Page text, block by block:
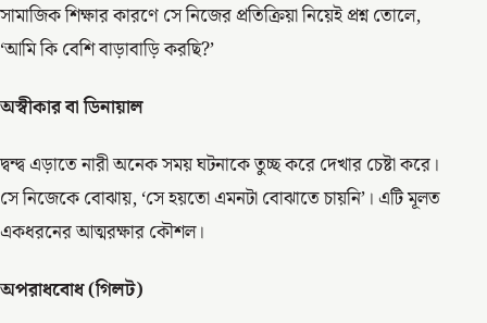
সামাজিক শিক্ষার কারণে সে নিজের প্রতিক্রিয়া নিয়েই প্রশ্ন তোলে,
‘আমি কি বেশি বাড়াবাড়ি করছি?’
অস্বীকার বা ডিনায়াল
দ্বন্দ্ব এড়াতে নারী অনেক সময় ঘটনাকে তুচ্ছ করে দেখার চেষ্টা করে।
সে নিজেকে বোঝায়, ‘সে হয়তো এমনটা বোঝাতে চায়নি’। এটি মূলত
একধরনের আত্মরক্ষার কৌশল।
অপরাধবোধ (গিলট)